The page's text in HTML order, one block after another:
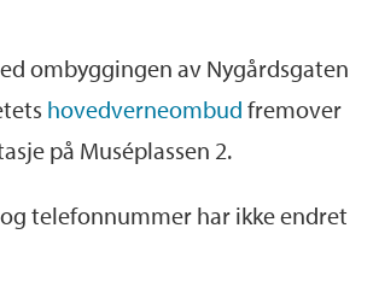
ombyggingen av Nygårdsgaten
hovedverneombud fremover
på Muséplassen 2.
telefonnummer har ikke endret